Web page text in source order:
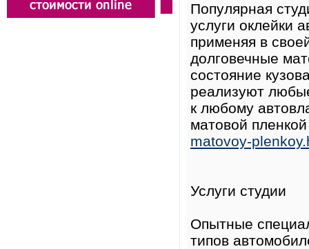
Популярная
услуги оклейки
применяя в
долговечные
состояние
реализуют
к любому
матовой
matovoy-
Услуги студии
Опытные
типов